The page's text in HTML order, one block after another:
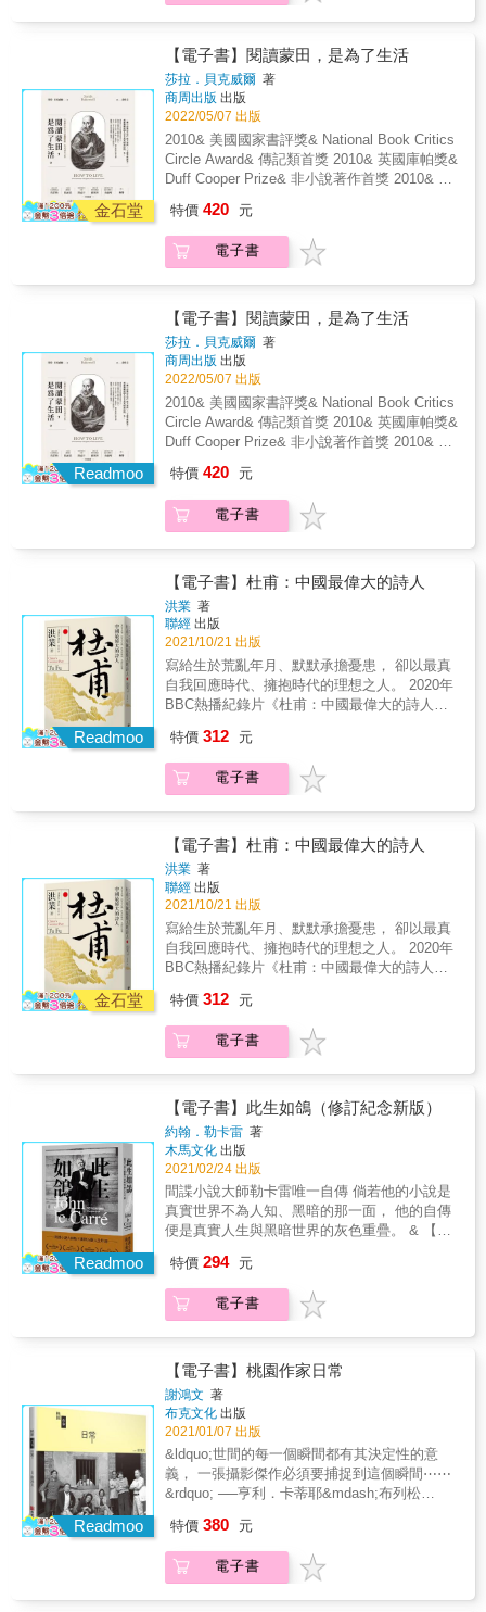
以散文形式寫成的文人傳記。林語堂是近百年
來受西方文化薰染極，並對宣揚中國傳統文化
貢獻最大的一位作家與學者，其《吾國與吾
民》及《生活的藝術》以各種文字的版本風行
於世。本書從一張照片說起，以一根小小的菸
威（作家、聯合文學雜誌總編輯） 朱嘉漢（作
家） 焦元溥（知名樂評家、作家） &
靈魂，進而披露桃園文學家遇上藝術家所能產
生，使人驚豔的藝術與文學的粲然花火。發現
桃園藝術文學的花團錦簇，就在《戀戀桃花
源：文學家筆下的桃園藝術職人》一書當中。
&
金石堂
【電子書】閱讀蒙田，是為了生活
莎拉．貝克威爾 著
商周出版 出版
2022/05/07 出版
2010& 美國國家書評獎& National Book Critics
Circle Award& 傳記類首獎 2010& 英國庫帕獎&
Duff Cooper Prize& 非小說著作首獎 2010& 英
2011& 英國瑪許傳記獎 Marsh Biography
Award 決選 14國版權售出，全球熱銷200000冊
& 一個「該如何生活」的大哉問，二十個率性
集》影響後世千萬人，培根、莎士比亞、拜
倫、愛默生、赫胥黎都以他為師 今日，他依然
是許多人「交往過最好的朋友」，讓人不禁大
嘆「他怎麼這麼瞭解我？」 要如何生活？ 蒙田
說，多讀書，然後忘掉你讀的一切，把自己變
笨一點。 他說，凡事存疑，但要與人自在相
處，切記守住你的人性。 身為貴族及地方官，
蒙田好奇心盛、勤於探問，卻不諱言自己的腦
袋就像一只漏水的瓶子，記不住事情。他長袖
戲，對最崇敬的人反而稱讚最少。他具有同情
心、同胞愛，但畏懼責任，寧可「淡定」。蒙
田集所有矛盾與不合理於一身，但他說，這就
次，我也會照原來的方式再過一遍」。 在這本
與眾不同的傳記裡，貝克威爾藉由設想蒙田給
人生的二十個答案，追尋他離奇的成長經歷、
青年生涯、性的冒險、各地遊歷，以及與摯友
拉博埃西、徒兒古爾內的真情交遊。 福樓拜曾
言，閱讀蒙田，是為了生活。這本傳記將帶你
看見這位最具人性的作家，如何以幽默、寬容
會和巴斯卡、盧梭一樣，對蒙田既愛又恨；又
或許會和愛默生、尼采一樣，盛讚其人其書。
無論如何，蒙田都會是你交往過最難忘的朋
同邀入座 我們在存在主義咖啡館：那些關於自
由、哲學家與存在主義的故事 At the
Existentialist Caf&eacute;: Freedom, Being,
and Apricot Cocktails
特價 420 元
電子書
Readmoo
【電子書】閱讀蒙田，是為了生活
莎拉．貝克威爾 著
商周出版 出版
2022/05/07 出版
2010& 美國國家書評獎& National Book Critics
Circle Award& 傳記類首獎 2010& 英國庫帕獎&
Duff Cooper Prize& 非小說著作首獎 2010& 英
2011& 英國瑪許傳記獎 Marsh Biography
Award 決選 14國版權售出，全球熱銷200000冊
& 一個「該如何生活」的大哉問，二十個率性
集》影響後世千萬人，培根、莎士比亞、拜
倫、愛默生、赫胥黎都以他為師 今日，他依然
是許多人「交往過最好的朋友」，讓人不禁大
嘆「他怎麼這麼瞭解我？」 要如何生活？ 蒙田
說，多讀書，然後忘掉你讀的一切，把自己變
笨一點。 他說，凡事存疑，但要與人自在相
處，切記守住你的人性。 身為貴族及地方官，
蒙田好奇心盛、勤於探問，卻不諱言自己的腦
袋就像一只漏水的瓶子，記不住事情。他長袖
戲，對最崇敬的人反而稱讚最少。他具有同情
心、同胞愛，但畏懼責任，寧可「淡定」。蒙
田集所有矛盾與不合理於一身，但他說，這就
次，我也會照原來的方式再過一遍」。 在這本
與眾不同的傳記裡，貝克威爾藉由設想蒙田給
人生的二十個答案，追尋他離奇的成長經歷、
青年生涯、性的冒險、各地遊歷，以及與摯友
拉博埃西、徒兒古爾內的真情交遊。 福樓拜曾
言，閱讀蒙田，是為了生活。這本傳記將帶你
看見這位最具人性的作家，如何以幽默、寬容
會和巴斯卡、盧梭一樣，對蒙田既愛又恨；又
或許會和愛默生、尼采一樣，盛讚其人其書。
無論如何，蒙田都會是你交往過最難忘的朋
同邀入座 我們在存在主義咖啡館：那些關於自
由、哲學家與存在主義的故事 At the
Existentialist Caf&eacute;: Freedom, Being,
and Apricot Cocktails
特價 420 元
電子書
Readmoo
【電子書】杜甫：中國最偉大的詩人
洪業 著
聯經 出版
2021/10/21 出版
寫給生於荒亂年月、默默承擔憂患， 卻以最真
自我回應時代、擁抱時代的理想之人。 2020年
BBC熱播紀錄片《杜甫：中國最偉大的詩人》
學界公認關於杜甫研究最重要的著述。 據說詩
人的生活通常由三個「W」組成：酒
（Wine）、女人（Women）和文字
（Wine）和文字（Words）。
&mdash;&mdash;洪業 民國燕京學人洪業的鍾
情代表作。詳述杜甫詩歌作品背後的大唐紀
事，跟隨杜甫一生行跡，感受時代變換、家國
動盪、人民悲喜，從其流傳後世之著名詩作，
體現詩人所見之心。 杜甫一生歷盡美好和滄
桑，宛若大唐縮影。從年少即展才智，與詩朋
酒友裘馬輕狂，而後胸懷抱負卻礙於官場權計
而不第，看透朝綱百態。對人民仍懷有深情掛
平事件搭配詩作兩相對照，更能體會其作品被
譽為「詩史」之深意。細數詩作裡呈現的各種
面向：對國勢大傷的戰禍之況、朝廷制度所導
民因政局而承受面對的悲歡離合。這些描寫，
奠定了杜甫在文學上不可取代的地位，而能稱
得上中國最偉大詩人之名。 洪業的傳記書寫除
寄寓個人感情，更有抒懷明志之意。全書援引
杜詩達三七四首，融合史事，逐一析釋，力求
考實詩人生平蹤跡。譯者曾祥波專研杜詩，
研、譯相得，譯筆生動流暢。書末附錄加收
錄洪業英譯杜甫巔峰之作七律〈秋興八首〉，
中英對照，可資賞鑑。
特價 312 元
電子書
金石堂
【電子書】杜甫：中國最偉大的詩人
洪業 著
聯經 出版
2021/10/21 出版
寫給生於荒亂年月、默默承擔憂患， 卻以最真
自我回應時代、擁抱時代的理想之人。 2020年
BBC熱播紀錄片《杜甫：中國最偉大的詩人》
學界公認關於杜甫研究最重要的著述。 據說詩
人的生活通常由三個「W」組成：酒
（Wine）、女人（Women）和文字
（Wine）和文字（Words）。
&mdash;&mdash;洪業 民國燕京學人洪業的鍾
情代表作。詳述杜甫詩歌作品背後的大唐紀
事，跟隨杜甫一生行跡，感受時代變換、家國
動盪、人民悲喜，從其流傳後世之著名詩作，
體現詩人所見之心。 杜甫一生歷盡美好和滄
桑，宛若大唐縮影。從年少即展才智，與詩朋
酒友裘馬輕狂，而後胸懷抱負卻礙於官場權計
而不第，看透朝綱百態。對人民仍懷有深情掛
平事件搭配詩作兩相對照，更能體會其作品被
譽為「詩史」之深意。細數詩作裡呈現的各種
面向：對國勢大傷的戰禍之況、朝廷制度所導
引之失序、社會傾斜之憤恨不義，以及一般常
民因政局而承受面對的悲歡離合。這些描寫，
奠定了杜甫在文學上不可取代的地位，而能稱
得上中國最偉大詩人之名。 洪業的傳記書寫除
寄寓個人感情，更有抒懷明志之意。全書援引
杜詩達三七四首，融合史事，逐一析釋，力求
考實詩人生平蹤跡。譯者曾祥波專研杜詩，
研、譯相得，譯筆生動流暢。書末附錄加收
〈我怎樣寫杜甫〉、〈再說杜甫〉兩篇；另選
錄洪業英譯杜甫巔峰之作七律〈秋興八首〉，
中英對照，可資賞鑑。
特價 312 元
電子書
Readmoo
【電子書】此生如鴿（修訂紀念新版）
約翰．勒卡雷 著
木馬文化 出版
2021/02/24 出版
間諜小說大師勒卡雷唯一自傳 倘若他的小說是
真實世界不為人知、黑暗的那一面， 他的自傳
便是真實人生與黑暗世界的灰色重疊。 & 【全
安・葛林 Graham Greene 「文學巨人，人道主
義者的心靈。」――史蒂芬・金 Stephen King
「不只是偉大作家，更深富卓識遠見。」――
貝&hellip;&hellip;令人難忘的悲劇英雄經典角色
的原型人物從何而來？ ☆《女鼓手》中的以巴
對抗、《蘇聯司》裡蘇聯的改革開放
&hellip;&hellip;故事靈感來源與取材過程 ☆勒
卡雷與諾貝爾文學獎最近的距離 ☆深入險地，
與人道救援組織、戰地反抗軍、「恐怖分
子」、黑幫老大訪談交涉的親身經歷 ☆間諜小
說的真實與虛構&hellip;&hellip; 所謂愛國與叛
國的一線之隔，間諜任務與作家的良心拉扯，
至不像一本自傳，至少不是你我想像中那種、
從童年經驗娓娓道來，一直講述到他如何踏進
又離開英國情報單位、如何靠著寫作功成名就
特價 294 元
電子書
Readmoo
【電子書】桃園作家日常
謝鴻文 著
布克文化 出版
2021/01/07 出版
&ldquo;世間的每一個瞬間都有其決定性的意
義， 一張攝影傑作必須要捕捉到這個瞬間⋯⋯
&rdquo; ──亨利．卡蒂耶&mdash;布列松
書房、書桌， 身處於市井擾嚷的菜市場， 在咖
啡館裡閒坐讀書思考， 在戶外運動飆汗， 在許
多文學活動中流動， 或與文友的相談歡聚， 與
特價 380 元
電子書